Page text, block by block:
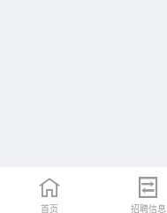
首页 招聘信息